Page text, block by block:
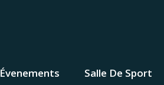
Évenements Salle De Sport